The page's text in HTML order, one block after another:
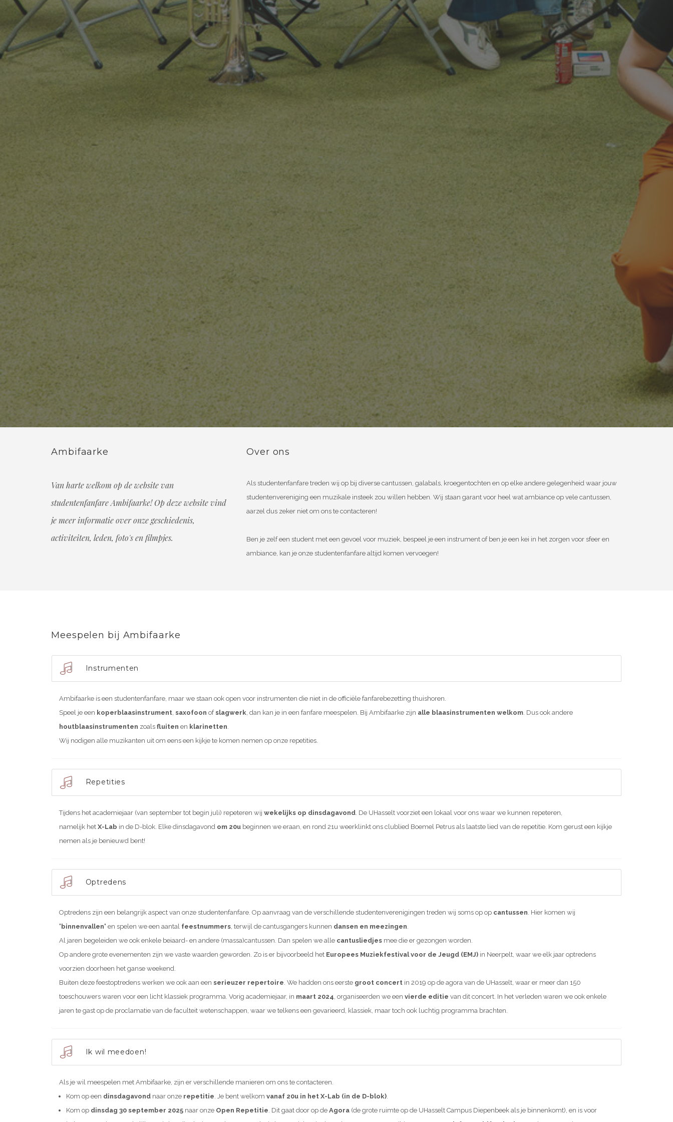
Ambifaarke
Van harte welkom op de website van
studentenfanfare Ambifaarke! Op deze website vind
je meer informatie over onze geschiedenis,
activiteiten, leden, foto's en filmpjes.
Over ons
Als studentenfanfare treden wij op bij diverse cantussen, galabals, kroegentochten en op elke andere gelegenheid waar jouw
studentenvereniging een muzikale insteek zou willen hebben. Wij staan garant voor heel wat ambiance op vele cantussen,
aarzel dus zeker niet om ons te contacteren!
Ben je zelf een student met een gevoel voor muziek, bespeel je een instrument of ben je een kei in het zorgen voor sfeer en
ambiance, kan je onze studentenfanfare altijd komen vervoegen!
Meespelen bij Ambifaarke
Instrumenten
Ambifaarke is een studentenfanfare, maar we staan ook open voor instrumenten die niet in de officiële fanfarebezetting thuishoren.
Speel je een koperblaasinstrument, saxofoon ofslagwerk, dan kan je in een fanfare meespelen. Bij Ambifaarke zijn alle blaasinstrumenten welkom. Dus ook andere
houtblaasinstrumenten zoals fluiten en klarinetten.
Wij nodigen alle muzikanten uit om eens een kijkje te komen nemen op onze repetities.
Repetities
Tijdens het academiejaar (van september tot begin juli) repeteren wij wekelijks op dinsdagavond . De UHasselt voorziet een lokaal voor ons waar we kunnen repeteren,
namelijk het X-Lab in de D-blok . Elke dinsdagavond om 20u beginnen we eraan, en rond 21u weerklinkt ons clublied Boemel Petrus als laatste lied van de repetitie. Kom gerust een kijkje
nemen als je benieuwd bent!
Optredens
Optredens zijn een belangrijk aspect van onze studentenfanfare. Op aanvraag van de verschillende studentenverenigingen treden wij soms op op cantussen . Hier komen wij
'binnenvallen' en spelen we een aantal feestnummers , terwijl de cantusgangers kunnen dansen en meezingen
Al jaren begeleiden we ook enkele beiaard- en andere (massa)cantussen. Dan spelen we alle cantusliedjes mee die er gezongen worden.
Op andere grote evenementen zijn we vaste waarden geworden. Zo is er bijvoorbeeld het Europees Muziekfestival voor de Jeugd (EMJ) in Neerpelt, waar we elk jaar optredens
voorzien doorheen het ganse weekend.
Buiten deze feestoptredens werken we ook aan een serieuzer repertoire . We hadden ons eerste groot concert in 2019 op de agora van de UHasselt, waar er meer dan 150
toeschouwers waren voor een licht klassiek programma. Vorig academiejaar, in maart 2024 , organiseerden we een vierde editie van dit concert. In het verleden waren we ook enkele
jaren te gast op de proclamatie van de faculteit wetenschappen, waar we telkens een gevarieerd, klassiek, maar toch ook luchtig programma brachten.
Ik wil meedoen!
Als je wil meespelen met Ambifaarke, zijn er verschillende manieren om ons te contacteren.
Kom op een dinsdagavond naar onze repetitie. Je bent welkom vanaf 20u in het X-Lab (in de D-blok).
Kom op dinsdag 30 september 2025 naar onze Open Repetitie. Dit gaat door op de Agora (de grote ruimte op de UHasselt Campus Diepenbeek als je binnenkomt), en is voor